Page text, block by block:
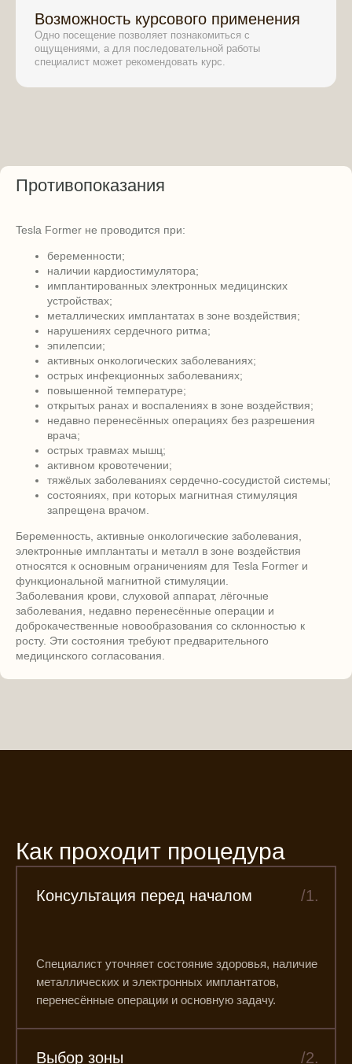
Возможность курсового применения
Одно посещение позволяет познакомиться с
ощущениями, а для последовательной работы
специалист может рекомендовать курс.
Противопоказания
Tesla Former не проводится при:
беременности;
наличии кардиостимулятора;
имплантированных электронных медицинских
устройствах;
металлических имплантатах в зоне воздействия;
нарушениях сердечного ритма;
эпилепсии;
активных онкологических заболеваниях;
острых инфекционных заболеваниях;
повышенной температуре;
открытых ранах и воспалениях в зоне воздействия;
недавно перенесённых операциях без разрешения
врача;
острых травмах мышц;
активном кровотечении;
тяжёлых заболеваниях сердечно-сосудистой системы;
состояниях, при которых магнитная стимуляция
запрещена врачом.
Беременность, активные онкологические заболевания,
электронные имплантаты и металл в зоне воздействия
относятся к основным ограничениям для Tesla Former и
функциональной магнитной стимуляции.
Заболевания крови, слуховой аппарат, лёгочные
заболевания, недавно перенесённые операции и
доброкачественные новообразования со склонностью к
росту. Эти состояния требуют предварительного
медицинского согласования.
Как проходит процедура
Консультация перед началом /1.
Специалист уточняет состояние здоровья, наличие
металлических и электронных имплантатов,
перенесённые операции и основную задачу.
Выбор зоны /2.